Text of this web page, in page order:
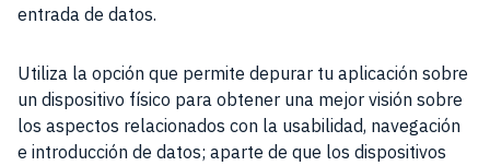
entrada de datos.
Utiliza la opción que permite depurar tu aplicación sobre
un dispositivo físico para obtener una mejor visión sobre
los aspectos relacionados con la usabilidad, navegación
e introducción de datos; aparte de que los dispositivos